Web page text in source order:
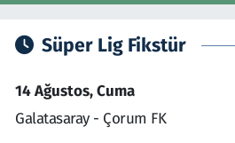
Süper Lig Fikstür
14 Ağustos, Cuma
Galatasaray - Çorum FK